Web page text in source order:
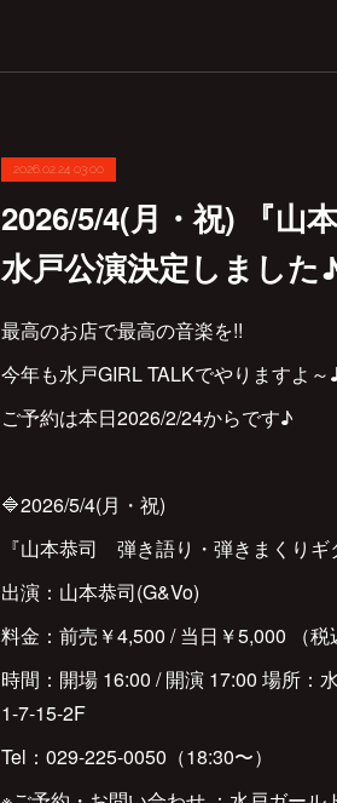
2026.02.24 03:00
2026/5/4(月・祝) 『山
水戸公演決定しました
最高のお店で最高の音楽を!!
今年も水戸GIRL TALKでやりますよ～
ご予約は本日2026/2/24からです♪
🔷2026/5/4(月・祝)
『山本恭司 弾き語り・弾きまくり
出演：山本恭司(G&Vo)
料金：前売￥4,500 / 当日￥5,000 （税
時間：開場 16:00 / 開演 17:00 場所
1-7-15-2F
Tel：029-225-0050（18:30〜）